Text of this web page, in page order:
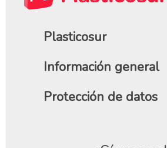
Plasticosur
Información general
Protección de datos